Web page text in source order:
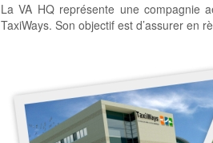
La VA HQ représente une compagnie
TaxiWays. Son objectif est d’assurer en